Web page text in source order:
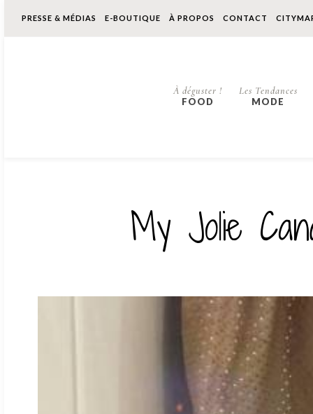
PRESSE & MÉDIAS E-BOUTIQUE À PROPOS CONTACT
À déguster !
FOOD
Les Tendances
MODE
My Jolie